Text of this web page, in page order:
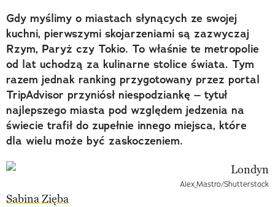
Gdy myślimy o miastach słynących ze swojej
kuchni, pierwszymi skojarzeniami są zazwyczaj
Rzym, Paryż czy Tokio. To właśnie te metropolie
od lat uchodzą za kulinarne stolice świata. Tym
razem jednak ranking przygotowany przez portal
TripAdvisor przyniósł niespodziankę – tytuł
najlepszego miasta pod względem jedzenia na
świecie trafił do zupełnie innego miejsca, które
dla wielu może być zaskoczeniem.
Alex_Mastro/Shutterstock
Sabina Zięba